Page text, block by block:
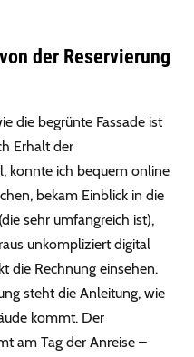
der Reservierung
die begrünte Fassade ist
Erhalt der
konnte ich bequem online
bekam Einblick in die
sehr umfangreich ist),
unkompliziert digital
die Rechnung einsehen.
steht die Anleitung, wie
kommt. Der
am Tag der Anreise –